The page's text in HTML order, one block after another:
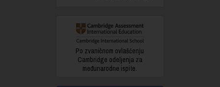
Po zvaničnom ovlašćenju
Cambridge odeljenja za
međunarodne ispite.